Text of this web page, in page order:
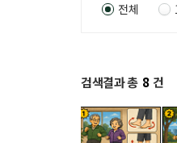
전체
검색결과 총 8 건